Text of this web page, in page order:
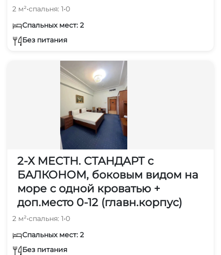
2 м²•спальня: 1•0
Спальных мест: 2
Без питания
2-Х МЕСТН. СТАНДАРТ с
БАЛКОНОМ, боковым видом на
море с одной кроватью +
доп.место 0-12 (главн.корпус)
2 м²•спальня: 1•0
Спальных мест: 2
Без питания